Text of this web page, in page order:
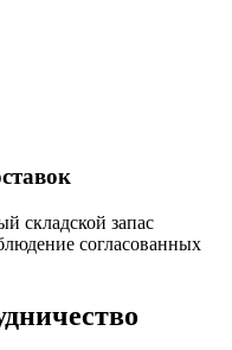
складской запас
согласованных